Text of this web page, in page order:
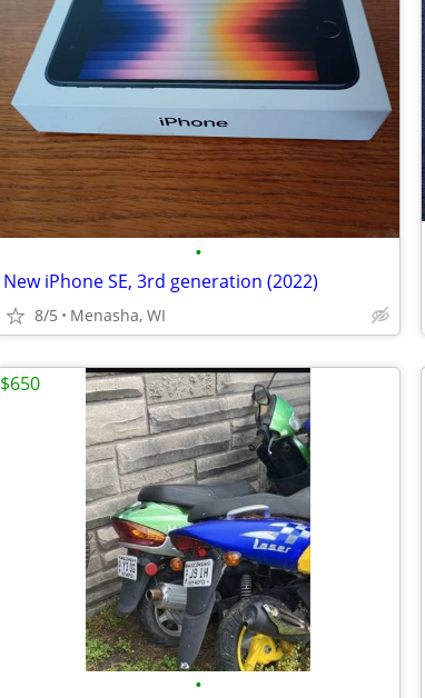
•
New iPhone SE, 3rd generation (2022)
8/5 Menasha, WI
•
$650